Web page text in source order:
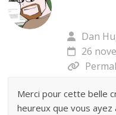
Dan
26
Merci pour cette belle
heureux que vous ayez